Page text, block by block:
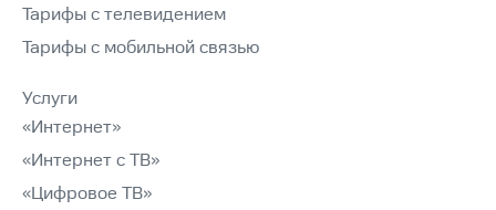
Тарифы с телевидением
Тарифы с мобильной связью
Услуги
«Интернет»
«Интернет с ТВ»
«Цифровое ТВ»